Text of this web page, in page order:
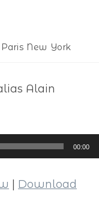
Paris New York
Alain
00:00
Download